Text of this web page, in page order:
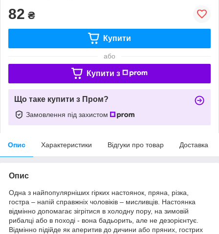
82 ₴
Купити
або
Купити з
Що таке купити з Пром?
Замовлення під захистом
Опис Характеристики Відгуки про товар Доставка
Опис
Одна з найпопулярніших гірких настоянок, пряна, різка,
гостра – напій справжніх чоловіків – мисливців. Настоянка
відмінно допомагає зігрітися в холодну пору, на зимовій
рибалці або в поході - вона бадьорить, але не дезорієнтує.
Відмінно підійде як аперитив до дичини або пряних, гострих